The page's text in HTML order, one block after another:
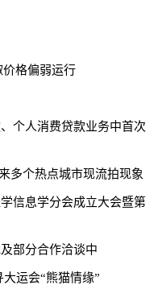
格偏弱运行
个人消费贷款业务中首次
多个热点城市现流拍现象
信息学分会成立大会暨第
部分合作洽谈中
运会“熊猫情缘”